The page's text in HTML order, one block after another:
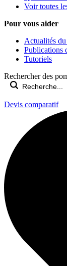
Voir toutes
Pour vous aider
Actualités
Publications
Tutoriels
Rechercher des
Devis comparatif